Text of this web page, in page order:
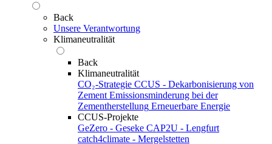
Back
Unsere Verantwortung
Klimaneutralität
Back
Klimaneutralität
CO₂-Strategie CCUS - Dekarbonisierung von
Zement Emissionsminderung bei der
Zementherstellung Erneuerbare Energie
CCUS-Projekte
GeZero - Geseke CAP2U - Lengfurt
catch4climate - Mergelstetten